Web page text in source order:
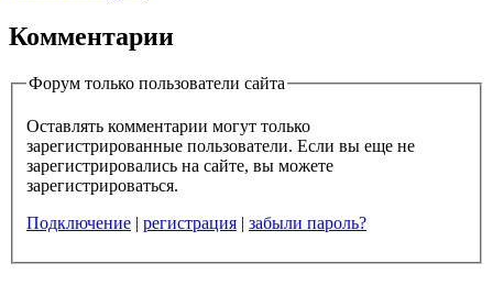
Комментарии
Форум только пользователи сайта
Оставлять комментарии могут только
зарегистрированные пользователи. Если вы еще не
зарегистрировались на сайте, вы можете
зарегистрироваться.
Подключение | регистрация | забыли пароль?